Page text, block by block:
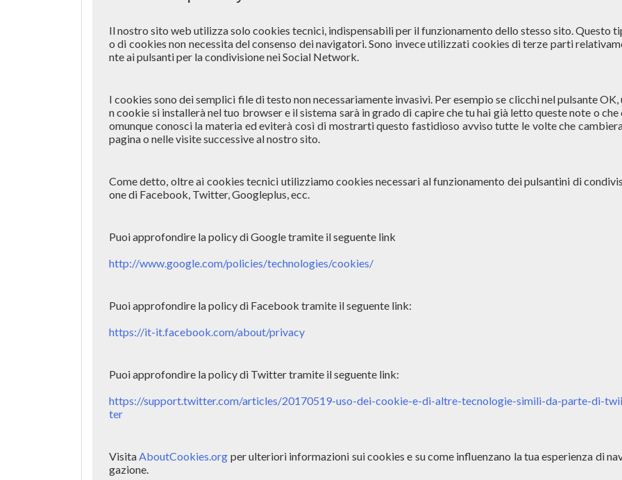
Il nostro sito web utilizza solo cookies tecnici, indispensabili per il funzionamento dello stesso sito. Questo
o di cookies non necessita del consenso dei navigatori. Sono invece utilizzati cookies di terze parti
nte ai pulsanti per la condivisione nei Social Network.
I cookies sono dei semplici file di testo non necessariamente invasivi. Per esempio se clicchi nel pulsante OK,
n cookie si installerà nel tuo browser e il sistema sarà in grado di capire che tu hai già letto queste note o che
omunque conosci la materia ed eviterà così di mostrarti questo fastidioso avviso tutte le volte che
pagina o nelle visite successive al nostro sito.
Come detto, oltre ai cookies tecnici utilizziamo cookies necessari al funzionamento dei pulsantini di
one di Facebook, Twitter, Googleplus, ecc.
Puoi approfondire la policy di Google tramite il seguente link
http://www.google.com/policies/technologies/cookies/
Puoi approfondire la policy di Facebook tramite il seguente link:
https://it-it.facebook.com/about/privacy
Puoi approfondire la policy di Twitter tramite il seguente link:
https://support.twitter.com/articles/20170519-uso-dei-cookie-e-di-altre-tecnologie-simili-da-parte-di-twii
ter
Visita AboutCookies.org per ulteriori informazioni sui cookies e su come influenzano la tua esperienza di
gazione.